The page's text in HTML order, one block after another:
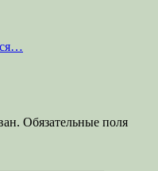
Обязательные поля